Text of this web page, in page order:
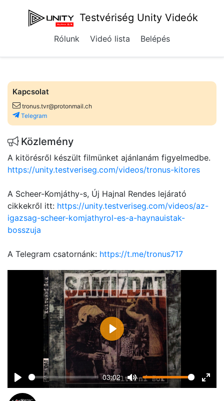
Testvériség Unity Videók
Rólunk Videó lista Belépés
Kapcsolat
tronus.tvr@protonmail.ch
Telegram
Közlemény
A kitörésről készült filmünket ajánlanám figyelmedbe.
https://unity.testveriseg.com/videos/tronus-kitores
A Scheer-Komjáthy-s, Új Hajnal Rendes lejárató
cikkekről itt: https://unity.testveriseg.com/videos/az-
igazsag-scheer-komjathyrol-es-a-haynauistak-
bosszuja
A Telegram csatornánk: https://t.me/tronus717
Play
03:02
Mute
Play